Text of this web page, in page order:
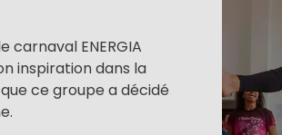
ENERGIA
inspiration dans la
ce groupe a décidé